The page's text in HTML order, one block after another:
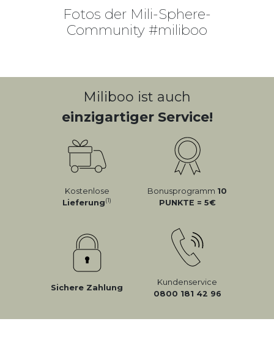
Fotos der Mili-Sphere-
Community #miliboo
Miliboo ist auch
einzigartiger Service!
Kostenlose
Lieferung(1)
Bonusprogramm 10
PUNKTE = 5
Sichere Zahlung
Kundenservice
0800 181 42 96